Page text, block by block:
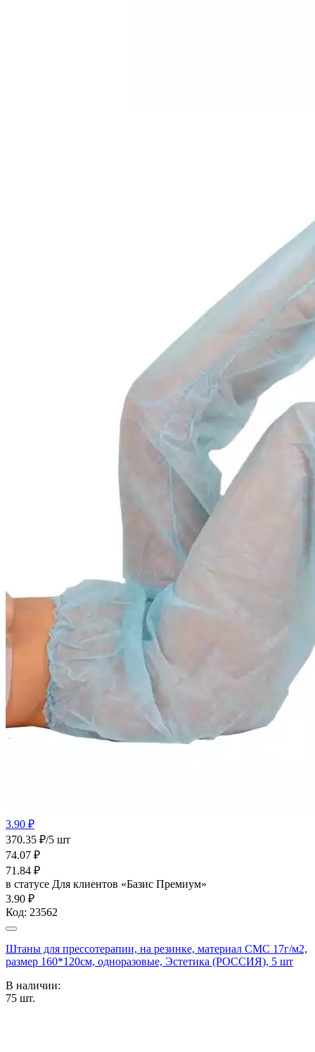
3.90 ₽
370.35 ₽/5 шт
74.07 ₽
71.84 ₽
в статусе Для клиентов «Базис Премиум»
3.90 ₽
Код: 23562
Штаны для прессотерапии, на резинке, материал СМС 17г/м2,
размер 160*120см, одноразовые, Эстетика (РОССИЯ), 5 шт
В наличии:
75 шт.